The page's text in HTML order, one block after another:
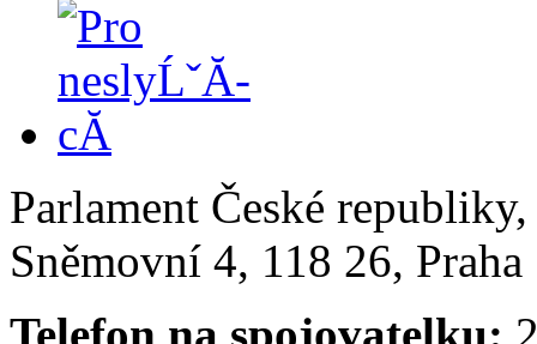
Parlament České
Sněmovní 4, 118 26,